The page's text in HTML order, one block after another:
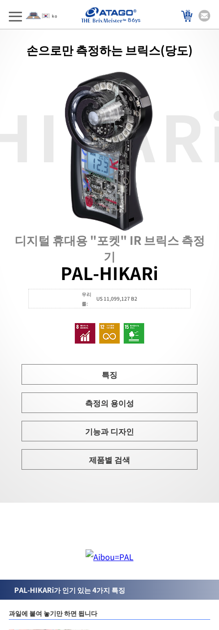
86ys
손으로만 측정하는 브릭스(당도)
디지털 휴대용 "포켓" IR 브릭스 측정
기
PAL-HIKARi
우리
를:
US 11,099,127 B2
특징
측정의 용이성
기능과 디자인
제품별 검색
PAL-HIKARi가 인기 있는 4가지 특징
과일에 붙여 놓기만 하면 됩니다